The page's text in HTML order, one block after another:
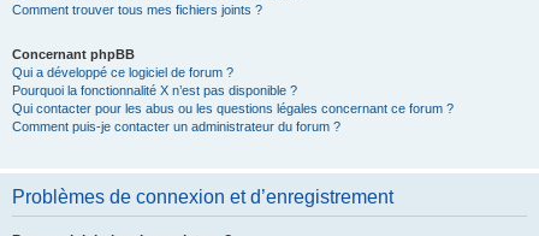
Comment trouver tous mes fichiers joints ?
Concernant phpBB
Qui a développé ce logiciel de forum ?
Pourquoi la fonctionnalité X n’est pas disponible ?
Qui contacter pour les abus ou les questions légales concernant ce forum ?
Comment puis-je contacter un administrateur du forum ?
Problèmes de connexion et d’enregistrement